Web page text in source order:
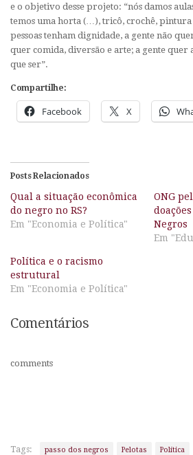
e o objetivo desse projeto: “nós damos
temos uma horta (…), tricô, crochê,
pessoas tenham dignidade, a gente não
quer comida, diversão e arte; a gente quer
que ser”.
Compartilhe:
Facebook X
Posts Relacionados
Qual a situação econômica
do negro no RS?
Em "Economia e Política"
ONG
Negros
Em
Política e o racismo
estrutural
Em "Economia e Política"
Comentários
comments
Tags: passo dos negros Pelotas Política